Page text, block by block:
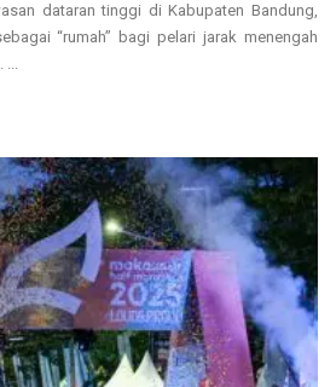
dataran tinggi di Kabupaten Bandung,
“rumah” bagi pelari jarak menengah
...